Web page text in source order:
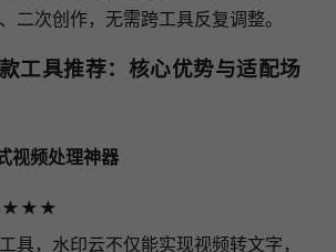
二次创作，无需跨工具反复调整。
工具推荐：核心优势与适配场
视频处理神器
★
具，水印云不仅能实现视频转文字，